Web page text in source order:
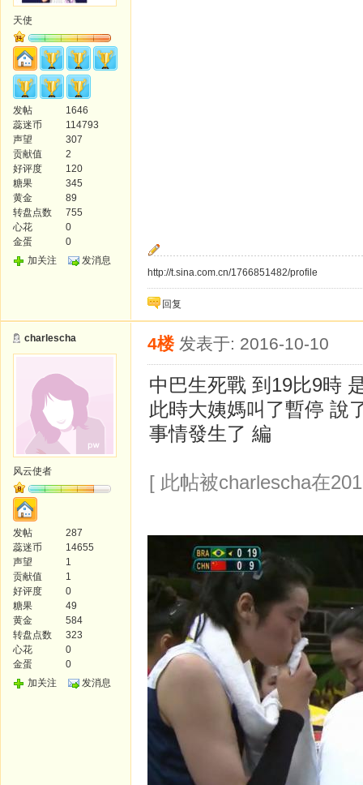
天使
发帖
1646
蕊迷币
114793
声望
307
贡献值
2
好评度
120
糖果
345
黄金
89
转盘点数
755
心花
0
金蛋
0
加关注
发消息
http://t.sina.com.cn/1766851482/profile
回复
charlescha
风云使者
发帖
287
蕊迷币
14655
声望
1
贡献值
1
好评度
0
糖果
49
黄金
584
转盘点数
323
心花
0
金蛋
0
加关注
发消息
4楼 发表于: 2016-10-10
中巴生死戰 到19比9時
此時大姨媽叫了暫停 說
事情發生了 編
[ 此帖被charlescha在